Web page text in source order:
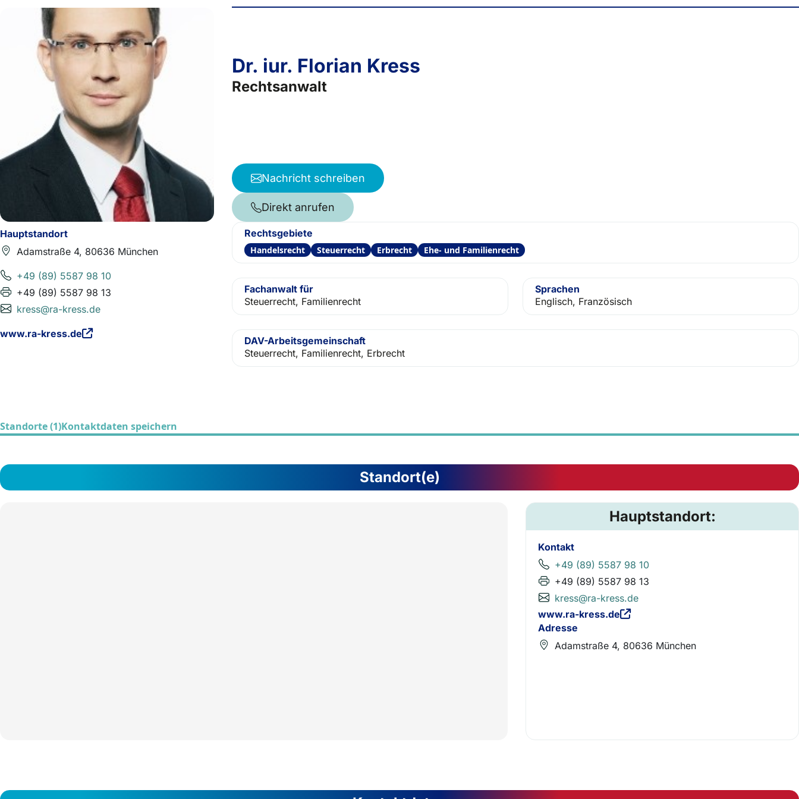
Hauptstandort
Adamstraße 4, 80636 München
+49 (89) 5587 98 10
+49 (89) 5587 98 13
kress@ra-kress.de
www.ra-kress.de
Dr. iur. Florian Kress
Rechtsanwalt
Nachricht schreiben
Direkt anrufen
Rechtsgebiete
Handelsrecht Steuerrecht Erbrecht Ehe- und Familienrecht
Fachanwalt für
Steuerrecht, Familienrecht
Sprachen
Englisch, Französisch
DAV-Arbeitsgemeinschaft
Steuerrecht, Familienrecht, Erbrecht
Standorte (1)Kontaktdaten speichern
Standort(e)
Hauptstandort:
Kontakt
+49 (89) 5587 98 10
+49 (89) 5587 98 13
kress@ra-kress.de
www.ra-kress.de
Adresse
Adamstraße 4, 80636 München